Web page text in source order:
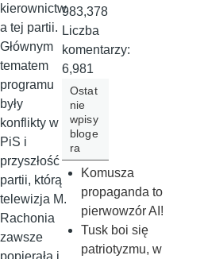
kierownictw
a tej partii.
Głównym
tematem
programu
były
konflikty w
PiS i
przyszłość
partii, którą
telewizja M.
Rachonia
zawsze
983,378
Liczba
komentarzy:
6,981
Ostat
nie
wpisy
bloge
ra
Komusza
propaganda to
pierwowzór AI!
Tusk boi się
patriotyzmu, w